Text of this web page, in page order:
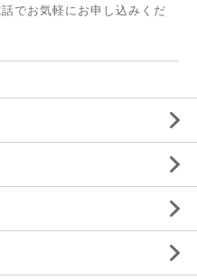
でお気軽にお申し込みくだ